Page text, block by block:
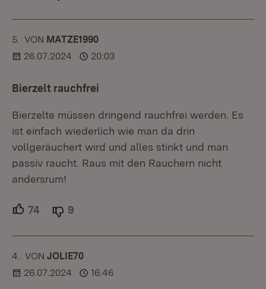
5. KOMMENTAR
VON :MATZE1990
26.07.2024
20:03
Bierzelt rauchfrei
Bierzelte müssen dringend rauchfrei werden. Es
ist einfach wiederlich wie man da drin
vollgeräuchert wird und alles stinkt und man
passiv raucht. Raus mit den Rauchern nicht
andersrum!
74 Unterstützer.
9
4. KOMMENTAR
VON :JOLIE70
26.07.2024
16:46